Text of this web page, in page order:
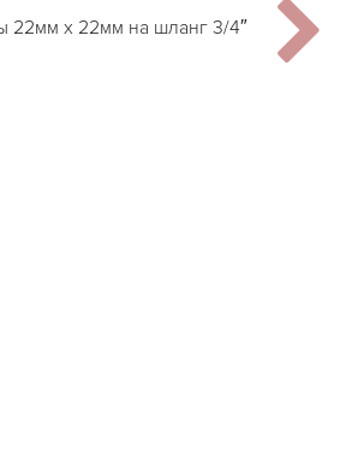
22мм х 22мм на шланг 3/4″